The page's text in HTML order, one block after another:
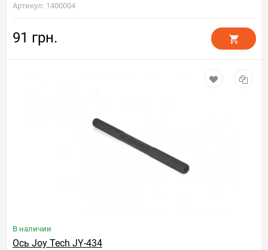
Артикул: 1400004
91 грн.
В наличии
Ось Joy Tech JY-434